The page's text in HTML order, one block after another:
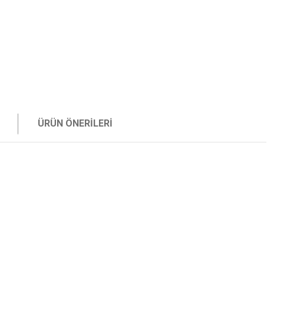
ÜRÜN ÖNERILERI